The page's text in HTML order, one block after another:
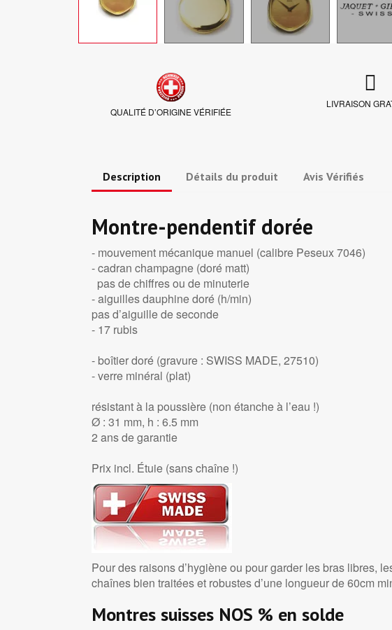
QUALITÉ D’ORIGINE VÉRIFIÉE
LIVRAISON
Description Détails du produit Avis Vérifiés
Montre-pendentif dorée
- mouvement mécanique manuel (calibre Peseux 7046)
- cadran champagne (doré matt)
pas de chiffres ou de minuterie
- aiguilles dauphine doré (h/min)
pas d’aiguille de seconde
- 17 rubis
- boîtier doré (gravure : SWISS MADE, 27510)
- verre minéral (plat)
résistant à la poussière (non étanche à l’eau !)
Ø : 31 mm, h : 6.5 mm
2 ans de garantie
Prix incl. Étuie (sans chaîne !)
Pour des raisons d’hygiène ou pour garder les bras libres,
chaînes bien traitées et robustes d’une longueur de 60cm
Montres suisses NOS % en solde